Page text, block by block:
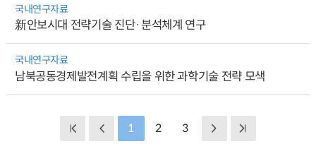
국내연구자료
新안보시대 전략기술 진단·분석체계 연구
국내연구자료
남북공동경제발전계획 수립을 위한 과학기술 전략 모색
1 2 3